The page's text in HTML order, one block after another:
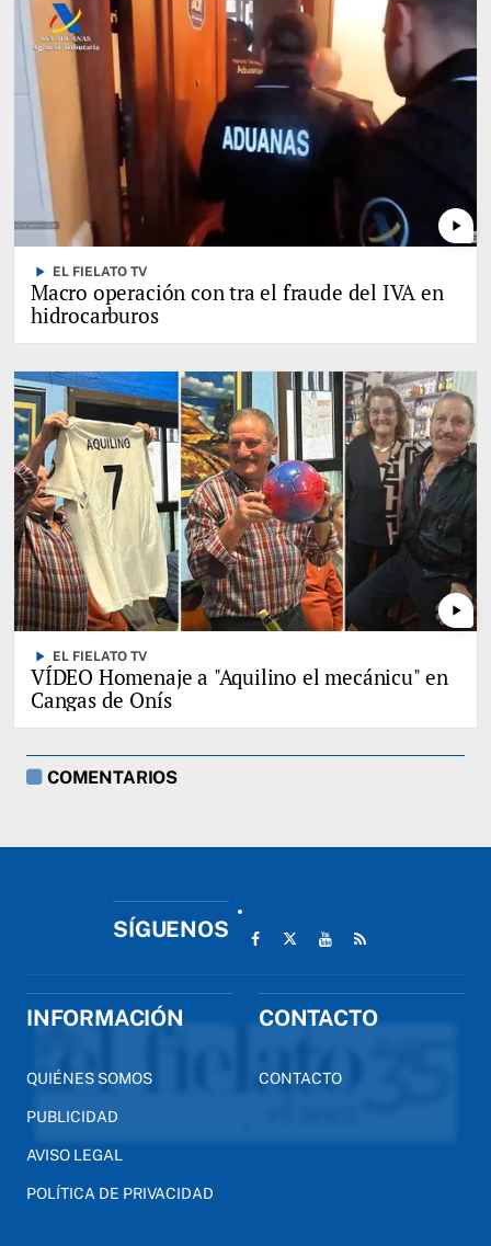
play_arrow
play_arrow EL FIELATO TV
Macro operación con tra el fraude del IVA en
hidrocarburos
play_arrow
play_arrow EL FIELATO TV
VÍDEO Homenaje a "Aquilino el mecánicu" en
Cangas de Onís
COMENTARIOS
SÍGUENOS
INFORMACIÓN
QUIÉNES SOMOS
PUBLICIDAD
AVISO LEGAL
POLÍTICA DE PRIVACIDAD
CONTACTO
CONTACTO